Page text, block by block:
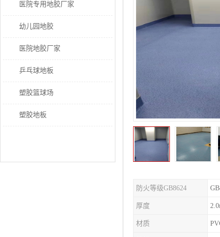
医院专用地胶厂家
幼儿园地胶
医院地胶厂家
乒乓球地板
塑胶篮球场
塑胶地板
防火等级GB8624
厚度
材质